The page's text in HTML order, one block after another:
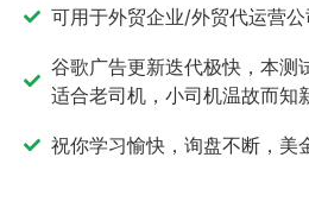
可用于外贸企业/外贸代运营公
谷歌广告更新迭代极快，本测
适合老司机，小司机温故而知
祝你学习愉快，询盘不断，美